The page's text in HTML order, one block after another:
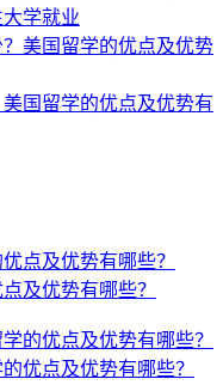
大学就业
国留学的优点及优势有
及优势有哪些？
优点及优势有哪些？